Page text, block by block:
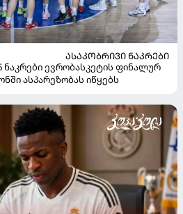
ᲐᲡᲐᲙᲝᲑᲠᲘᲕᲘ ᲜᲐᲙᲠᲔᲑᲘ
ევრობასკეტის ფინალურ
ასპარეზობას იწყებს